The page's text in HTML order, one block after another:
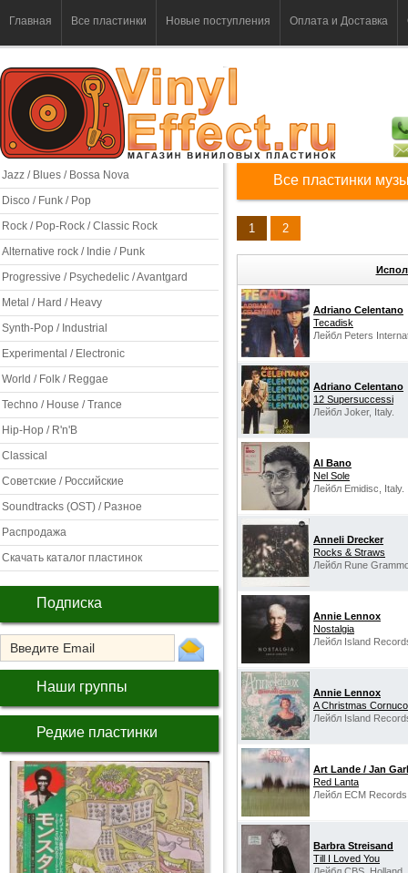
Главная Все пластинки Новые поступления Оплата и Доставка
Jazz / Blues / Bossa Nova
Disco / Funk / Pop
Rock / Pop-Rock / Classic Rock
Alternative rock / Indie / Punk
Progressive / Psychedelic / Avantgard
Metal / Hard / Heavy
Synth-Pop / Industrial
Experimental / Electronic
World / Folk / Reggae
Techno / House / Trance
Hip-Hop / R'n'B
Classical
Советские / Российские
Soundtracks (OST) / Разное
Распродажа
Скачать каталог пластинок
Подписка
Наши группы
Редкие пластинки
Все пластинки
1 2
Adriano Celentano
Tecadisk
Лейбл Peters
Adriano Celentano‎
12 Supersuccessi
Лейбл Joker, Italy.
Al Bano
Nel Sole
Лейбл Emidisc, Italy.
Anneli Drecker
Rocks & Straws
Лейбл Rune
Annie Lennox
Nostalgia
Лейбл Island
Annie Lennox
A Christmas
Лейбл Island
Art Lande / Jan
Red Lanta
Лейбл ECM
Barbra Streisand
Till I Loved You